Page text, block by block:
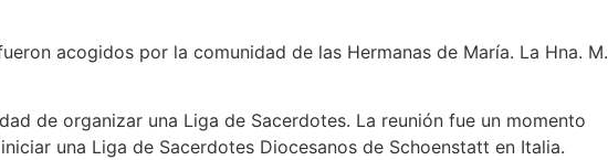
acogidos por la comunidad de las Hermanas de María. La Hna. M.
de organizar una Liga de Sacerdotes. La reunión fue un momento
una Liga de Sacerdotes Diocesanos de Schoenstatt en Italia.